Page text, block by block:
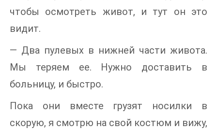
чтобы осмотреть живот, и тут он это
видит.
— Два пулевых в нижней части живота.
Мы теряем ее. Нужно доставить в
больницу, и быстро.
Пока они вместе грузят носилки в
скорую, я смотрю на свой костюм и вижу,